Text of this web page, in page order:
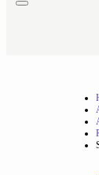
Toggle